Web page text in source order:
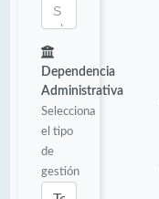
Dependencia
Administrativa
Selecciona
el tipo
de
gestión